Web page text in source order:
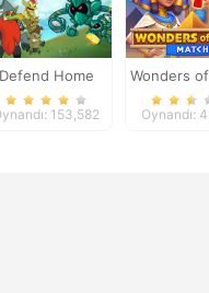
Defend Home
153,582
Wonders
Oynandı: